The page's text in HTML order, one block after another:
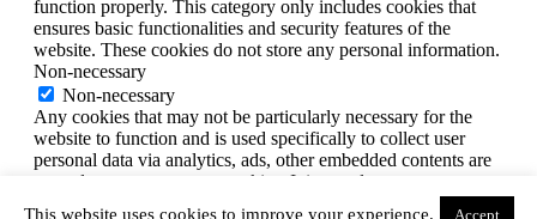
This website uses cookies to improve your experience. Accept
function properly. This category only includes cookies that
ensures basic functionalities and security features of the
website. These cookies do not store any personal information.
Non-necessary
Non-necessary
Any cookies that may not be particularly necessary for the
website to function and is used specifically to collect user
personal data via analytics, ads, other embedded contents are
termed as non-necessary cookies. It is mandatory to procure
user consent prior to running these cookies on your website.